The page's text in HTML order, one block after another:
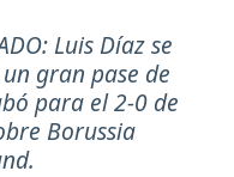
Luis Díaz se
gran pase de
para el 2-0 de
Borussia